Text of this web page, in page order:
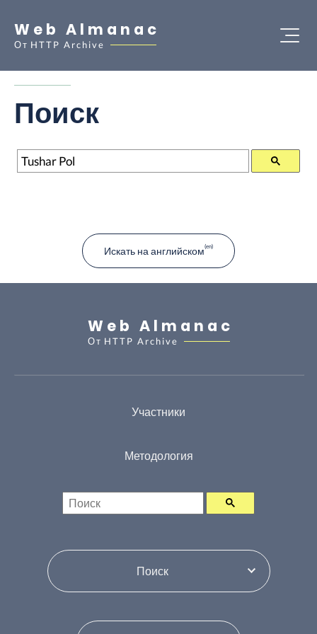
Web Almanac
От HTTP Archive
Поиск
Поиск
Искать на английском
Web Almanac
От HTTP Archive
Участники
Методология
Поиск
Переключатель по